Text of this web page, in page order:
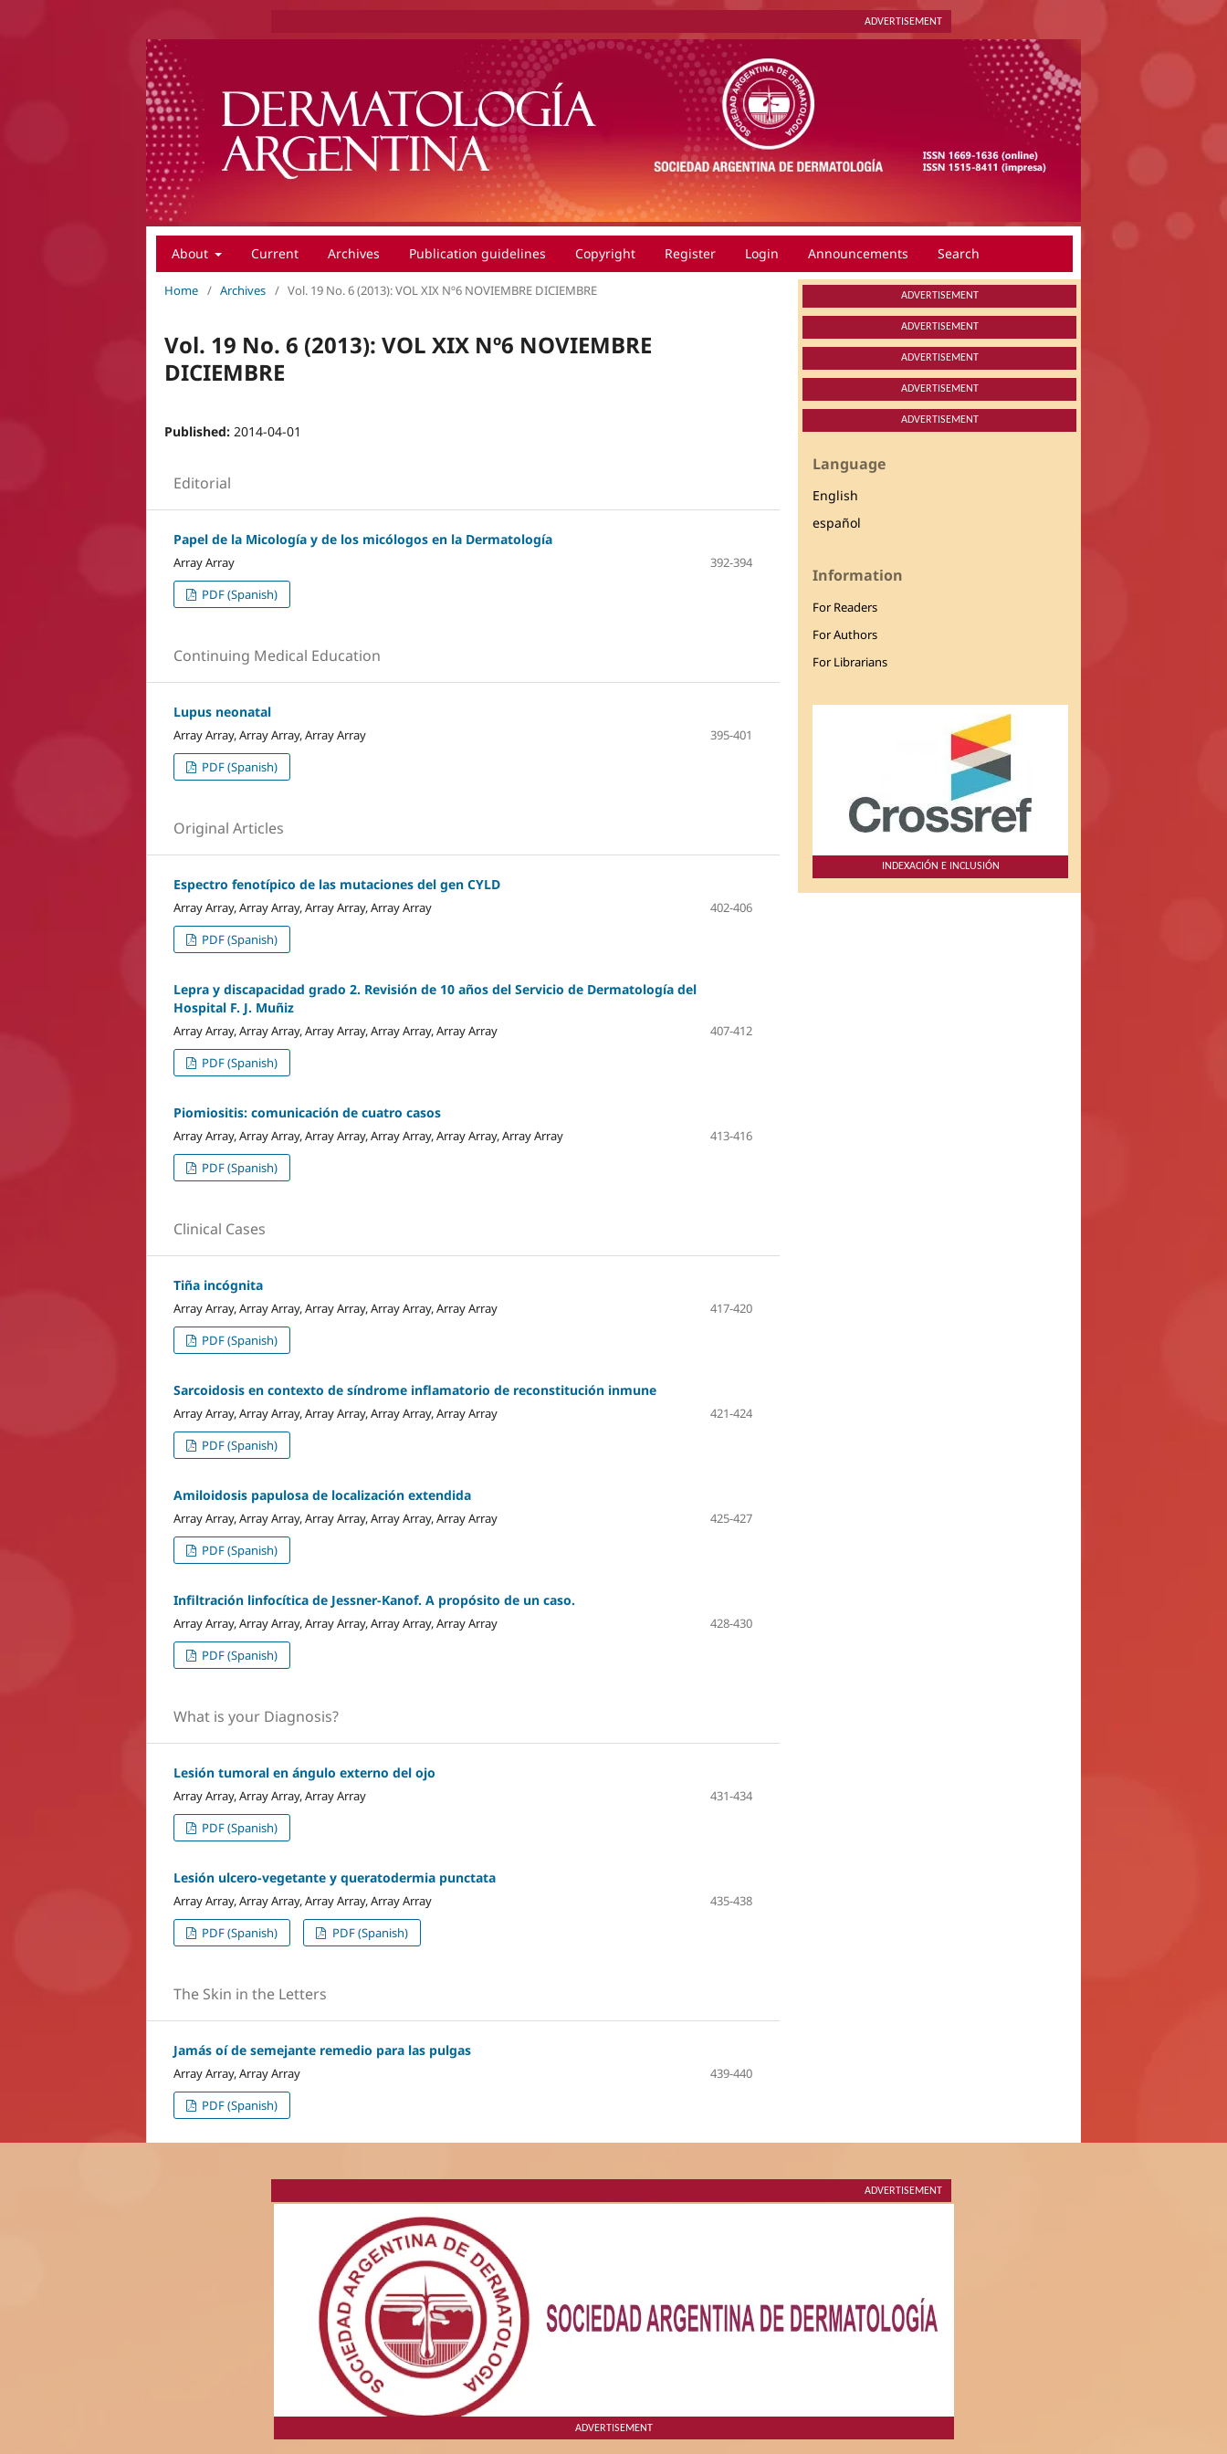
ADVERTISEMENT
About Current Archives Publication guidelines Copyright Register Login Announcements Search
Home / Archives / Vol. 19 No. 6 (2013): VOL XIX Nº6 NOVIEMBRE DICIEMBRE
Vol. 19 No. 6 (2013): VOL XIX Nº6 NOVIEMBRE
DICIEMBRE
Published:2014-04-01
Editorial
Papel de la Micología y de los micólogos en la Dermatología
Array Array
392-394
PDF (Spanish)
Continuing Medical Education
Lupus neonatal
Array Array, Array Array, Array Array
395-401
PDF (Spanish)
Original Articles
Espectro fenotípico de las mutaciones del gen CYLD
Array Array, Array Array, Array Array, Array Array
402-406
PDF (Spanish)
Lepra y discapacidad grado 2. Revisión de 10 años del Servicio de Dermatología del
Hospital F. J. Muñiz
Array Array, Array Array, Array Array, Array Array, Array Array
407-412
PDF (Spanish)
Piomiositis: comunicación de cuatro casos
Array Array, Array Array, Array Array, Array Array, Array Array, Array Array
413-416
PDF (Spanish)
Clinical Cases
Tiña incógnita
Array Array, Array Array, Array Array, Array Array, Array Array
417-420
PDF (Spanish)
Sarcoidosis en contexto de síndrome inflamatorio de reconstitución inmune
Array Array, Array Array, Array Array, Array Array, Array Array
421-424
PDF (Spanish)
Amiloidosis papulosa de localización extendida
Array Array, Array Array, Array Array, Array Array, Array Array
425-427
PDF (Spanish)
Infiltración linfocítica de Jessner-Kanof. A propósito de un caso.
Array Array, Array Array, Array Array, Array Array, Array Array
428-430
PDF (Spanish)
What is your Diagnosis?
Lesión tumoral en ángulo externo del ojo
Array Array, Array Array, Array Array
431-434
PDF (Spanish)
Lesión ulcero-vegetante y queratodermia punctata
Array Array, Array Array, Array Array, Array Array
435-438
PDF (Spanish)
PDF (Spanish)
The Skin in the Letters
Jamás oí de semejante remedio para las pulgas
Array Array, Array Array
439-440
PDF (Spanish)
ADVERTISEMENT
ADVERTISEMENT
ADVERTISEMENT
ADVERTISEMENT
ADVERTISEMENT
Language
English
español
Information
For Readers
For Authors
For Librarians
INDEXACIÓN E INCLUSIÓN
ADVERTISEMENT
ADVERTISEMENT